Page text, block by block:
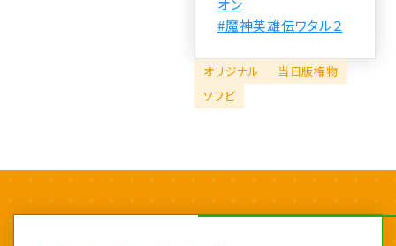
オン
#魔神英雄伝ワタル２
オリジナル
当日版権物
ソフビ